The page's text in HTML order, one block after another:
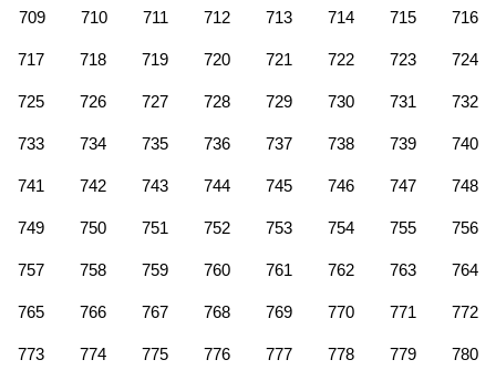
709 710 711 712 713 714 715 716
717 718 719 720 721 722 723 724
725 726 727 728 729 730 731 732
733 734 735 736 737 738 739 740
741 742 743 744 745 746 747 748
749 750 751 752 753 754 755 756
757 758 759 760 761 762 763 764
765 766 767 768 769 770 771 772
773 774 775 776 777 778 779 780